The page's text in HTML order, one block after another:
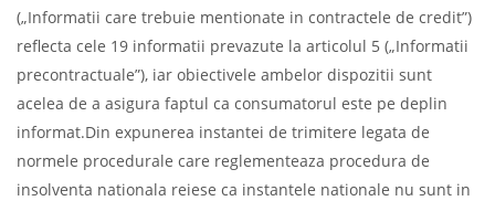
(„Informatii care trebuie mentionate in contractele de credit”)
reflecta cele 19 informatii prevazute la articolul 5 („Informatii
precontractuale”), iar obiectivele ambelor dispozitii sunt
acelea de a asigura faptul ca consumatorul este pe deplin
informat.Din expunerea instantei de trimitere legata de
normele procedurale care reglementeaza procedura de
insolventa nationala reiese ca instantele nationale nu sunt in